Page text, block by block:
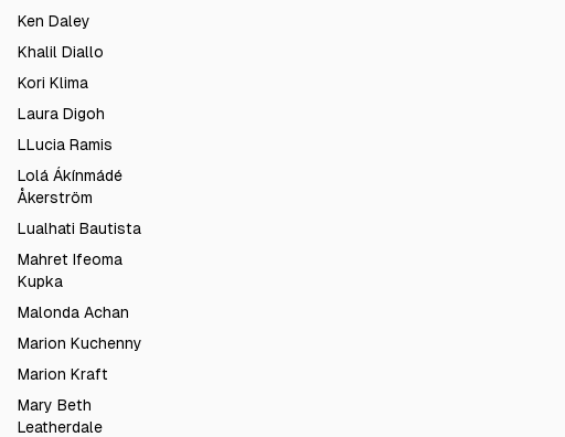
Ken Daley
Khalil Diallo
Kori Klima
Laura Digoh
LLucia Ramis
Lolá Ákínmádé
Åkerström
Lualhati Bautista
Mahret Ifeoma
Kupka
Malonda Achan
Marion Kuchenny
Marion Kraft
Mary Beth
Leatherdale